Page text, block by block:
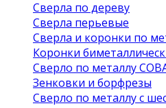
Сверла по дереву
Сверла перьевые
Сверла и коронки по
Коронки
Сверло по металлу
Зенковки и борфрезы
Сверло по металлу с